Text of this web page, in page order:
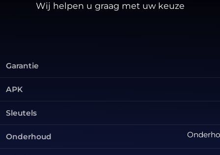
Wij helpen u graag met uw keuze
Garantie
APK
Sleutels
Onderhoud